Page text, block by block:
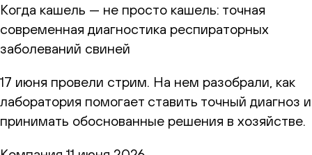
Когда кашель — не просто кашель: точная
современная диагностика респираторных
заболеваний свиней
17 июня провели стрим. На нем разобрали, как
лаборатория помогает ставить точный диагноз и
принимать обоснованные решения в хозяйстве.